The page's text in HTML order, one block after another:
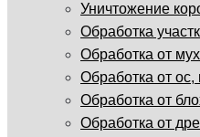
Уничтожение
Обработка
Обработка от мух
Обработка от
Обработка от
Обработка от